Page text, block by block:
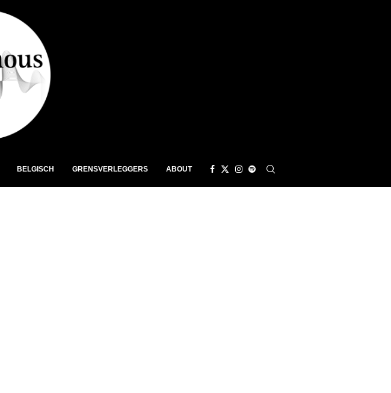
BELGISCH GRENSVERLEGGERS ABOUT